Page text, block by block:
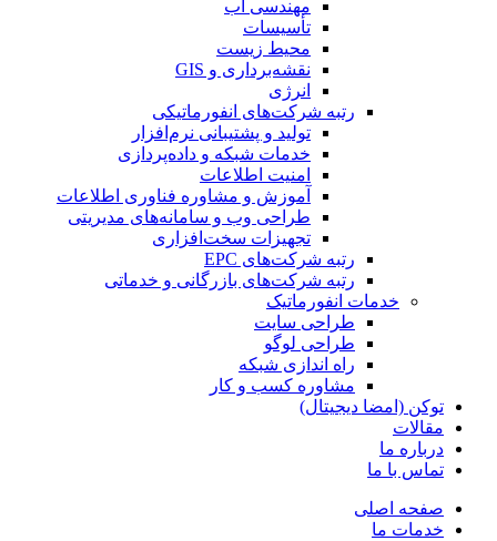
مهندسی آب
تأسیسات
محیط زیست
نقشه‌برداری و GIS
انرژی
رتبه شرکت‌های انفورماتیکی
تولید و پشتیبانی نرم‌افزار
خدمات شبکه و داده‌پردازی
امنیت اطلاعات
آموزش و مشاوره فناوری اطلاعات
طراحی وب و سامانه‌های مدیریتی
تجهیزات سخت‌افزاری
رتبه شرکت‌های EPC
رتبه شرکت‌های بازرگانی و خدماتی
خدمات انفورماتیک
طراحی سایت
طراحی لوگو
راه اندازی شبکه
مشاوره کسب و کار
توکن (امضا دیجیتال)
مقالات
درباره ما
تماس با ما
صفحه اصلی
خدمات ما